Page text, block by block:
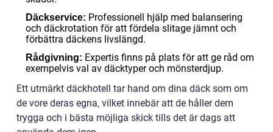
Däckservice: Professionell hjälp med balansering
och däckrotation för att fördela slitage jämnt och
förbättra däckens livslängd.
Rådgivning: Expertis finns på plats för att ge råd om
exempelvis val av däcktyper och mönsterdjup.
Ett utmärkt däckhotell tar hand om dina däck som om
de vore deras egna, vilket innebär att de håller dem
trygga och i bästa möjliga skick tills det är dags att